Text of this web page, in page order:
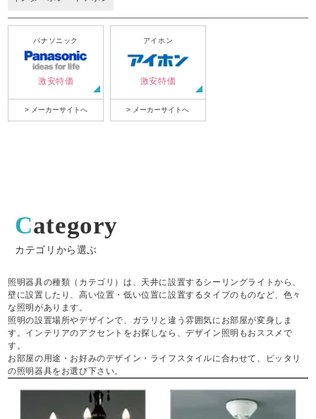
パナソニック
激安特価
> メーカーサイトへ
アイホン
激安特価
> メーカーサイトへ
Category
カテゴリから選ぶ
照明器具の種類（カテゴリ）は、天井に設置するシーリングライトから、
壁に設置したり、高い位置・低い位置に設置するタイプのものなど、色々
な照明があります。
照明の設置場所やデザインで、ガラリと違う雰囲気にお部屋が変身しま
す。インテリアのアクセントをお探しなら、デザイン照明もおススメで
す。
お部屋の用途・お好みのデザイン・ライフスタイルに合わせて、ピッタリ
の照明器具をお選び下さい。